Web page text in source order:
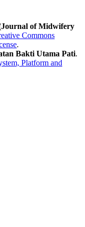
of Midwifery
Commons
.
Bakti Utama Pati.